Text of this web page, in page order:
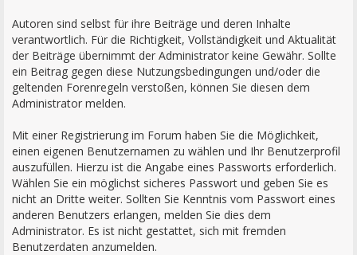
Autoren sind selbst für ihre Beiträge und deren Inhalte
verantwortlich. Für die Richtigkeit, Vollständigkeit und Aktualität
der Beiträge übernimmt der Administrator keine Gewähr. Sollte
ein Beitrag gegen diese Nutzungsbedingungen und/oder die
geltenden Forenregeln verstoßen, können Sie diesen dem
Administrator melden.
Mit einer Registrierung im Forum haben Sie die Möglichkeit,
einen eigenen Benutzernamen zu wählen und Ihr Benutzerprofil
auszufüllen. Hierzu ist die Angabe eines Passworts erforderlich.
Wählen Sie ein möglichst sicheres Passwort und geben Sie es
nicht an Dritte weiter. Sollten Sie Kenntnis vom Passwort eines
anderen Benutzers erlangen, melden Sie dies dem
Administrator. Es ist nicht gestattet, sich mit fremden
Benutzerdaten anzumelden.